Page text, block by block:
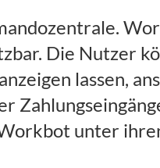
Die Nutzer
lassen,
unter